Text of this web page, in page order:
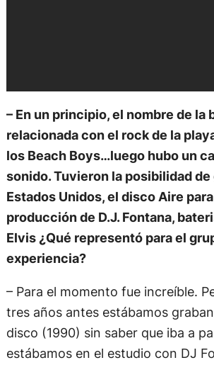
– En un principio, el nombre de la
relacionada con el rock de la
los Beach Boys…luego hubo un
sonido. Tuvieron la posibilidad de
Estados Unidos, el disco Aire
producción de D.J. Fontana,
Elvis ¿Qué representó para el
experiencia?
– Para el momento fue increíble.
tres años antes estábamos
disco (1990) sin saber que iba a
estábamos en el estudio con DJ